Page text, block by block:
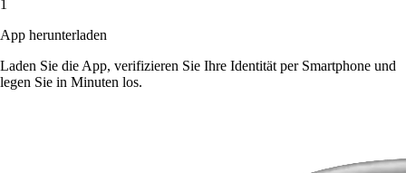
1
App herunterladen
Laden Sie die App, verifizieren Sie Ihre Identität per Smartphone und
legen Sie in Minuten los.